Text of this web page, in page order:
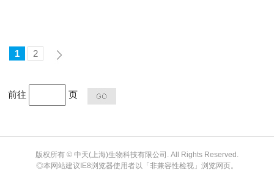
1 2
前往 页
版权所有 © 中天(上海)生物科技有限公司. All Rights Reserved.
◎本网站建议IE8浏览器使用者以「非兼容性检视」浏览网页。